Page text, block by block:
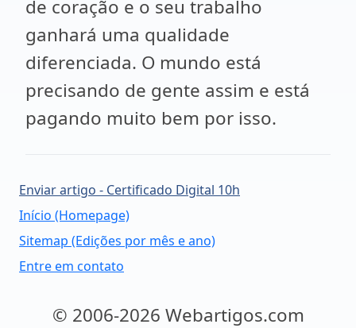
de coração e o seu trabalho
ganhará uma qualidade
diferenciada. O mundo está
precisando de gente assim e está
pagando muito bem por isso.
Enviar artigo - Certificado Digital 10h
Início (Homepage)
Sitemap (Edições por mês e ano)
Entre em contato
© 2006-2026 Webartigos.com